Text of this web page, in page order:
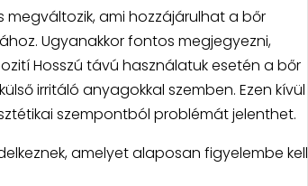
megváltozik, ami hozzájárulhat a bőr
Ugyanakkor fontos megjegyezni,
Hosszú távú használatuk esetén a bőr
irritáló anyagokkal szemben. Ezen kívül
szempontból problémát jelenthet.
amelyet alaposan figyelembe kell